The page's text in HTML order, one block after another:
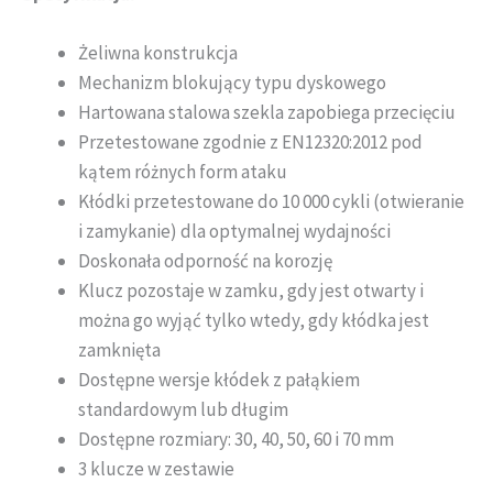
Żeliwna konstrukcja
Mechanizm blokujący typu dyskowego
Hartowana stalowa szekla zapobiega przecięciu
Przetestowane zgodnie z EN12320:2012 pod
kątem różnych form ataku
Kłódki przetestowane do 10 000 cykli (otwieranie
i zamykanie) dla optymalnej wydajności
Doskonała odporność na korozję
Klucz pozostaje w zamku, gdy jest otwarty i
można go wyjąć tylko wtedy, gdy kłódka jest
zamknięta
Dostępne wersje kłódek z pałąkiem
standardowym lub długim
Dostępne rozmiary: 30, 40, 50, 60 i 70 mm
3 klucze w zestawie